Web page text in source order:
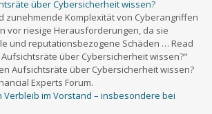
über Cybersicherheit wissen?
zunehmende Komplexität von Cyberangriffen
vor riesige Herausforderungen, da sie
und reputationsbezogene Schäden … Read
über Cybersicherheit wissen?"
Aufsichtsräte über Cybersicherheit wissen?
Experts Forum.
im Vorstand – insbesondere bei